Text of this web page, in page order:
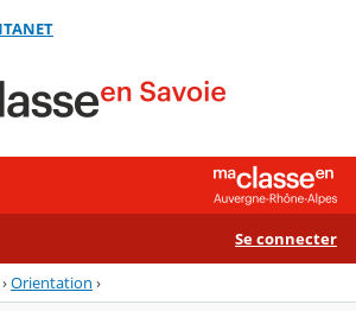
Se connecter
›Orientation ›